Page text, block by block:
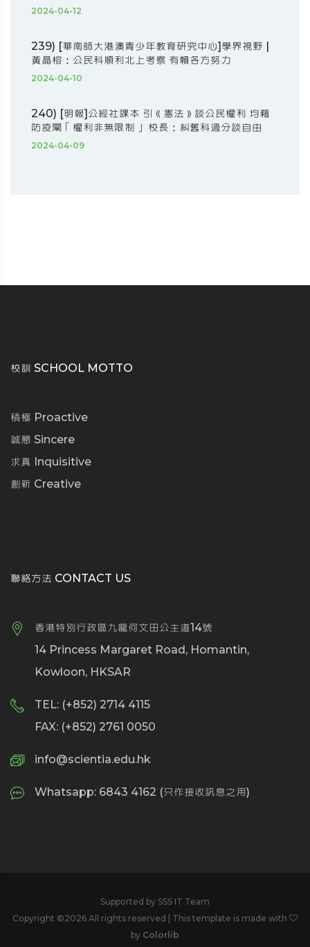
2024-04-12
239) [華南師大港澳青少年教育研究中心]學界視野 |
黃晶榕：公民科順利北上考察 有賴各方努力
2024-04-10
240) [明報]公經社課本 引《憲法》談公民權利 均藉
防疫闡「權利非無限制」 校長：糾舊科過分談自由
2024-04-09
校訓 SCHOOL MOTTO
積極 Proactive
誠懇 Sincere
求真 Inquisitive
創新 Creative
聯絡方法 CONTACT US
香港特別行政區九龍何文田公主道14號
14 Princess Margaret Road, Homantin,
Kowloon, HKSAR
TEL: (+852) 2714 4115
FAX: (+852) 2761 0050
info@scientia.edu.hk
Whatsapp: 6843 4162 (只作接收訊息之用)
Supported by SSS IT Team
Copyright ©2026 All rights reserved | This template is made with
by Colorlib